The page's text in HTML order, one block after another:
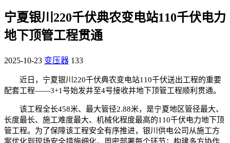
宁夏银川220千伏典农变电站110千伏电力
地下顶管工程贯通
2025-10-23 变压器 133
近日，宁夏银川220千伏典农变电站110千伏送出工程的重要
配套工程——3+1号始发井至4号接收井地下顶管工程顺利贯通。
该工程全长458米、最大管径2.88米，是宁夏地区管径最大、
长度最长、施工难度最大、机械化程度最高的110千伏电力地下顶
管工程。为了保障该工程安全有序推进，银川供电公司从施工方